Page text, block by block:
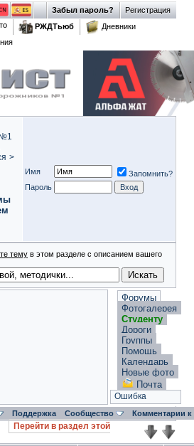
Регистрация
Забыл пароль?
РЖДТьюб
Дневники
>
Имя
Запомнить?
Пароль
тему в этом разделе с описанием вашего
Форумы
Фотогалерея
Студенту
Дороги
Группы
Помощь
Календарь
Новые фото
Почта
Ошибка
Поддержка Сообщество Комментарии
Перейти в раздел этой